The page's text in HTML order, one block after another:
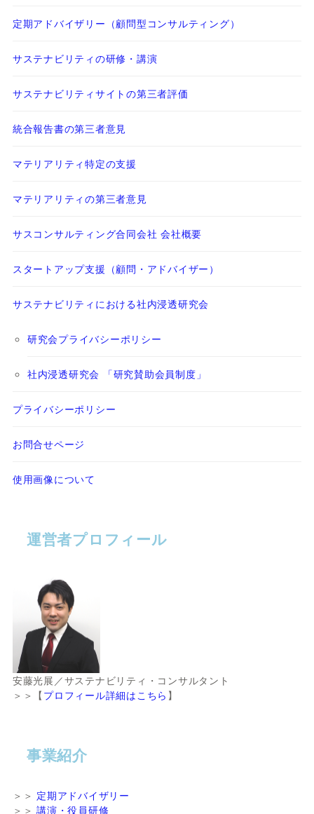
定期アドバイザリー（顧問型コンサルティング）
サステナビリティの研修・講演
サステナビリティサイトの第三者評価
統合報告書の第三者意見
マテリアリティ特定の支援
マテリアリティの第三者意見
サスコンサルティング合同会社 会社概要
スタートアップ支援（顧問・アドバイザー）
サステナビリティにおける社内浸透研究会
研究会プライバシーポリシー
社内浸透研究会 「研究賛助会員制度」
プライバシーポリシー
お問合せページ
使用画像について
運営者プロフィール
安藤光展／サステナビリティ・コンサルタント
＞＞【 プロフィール詳細はこちら 】
事業紹介
＞＞ 定期アドバイザリー
＞＞講演・役員研修